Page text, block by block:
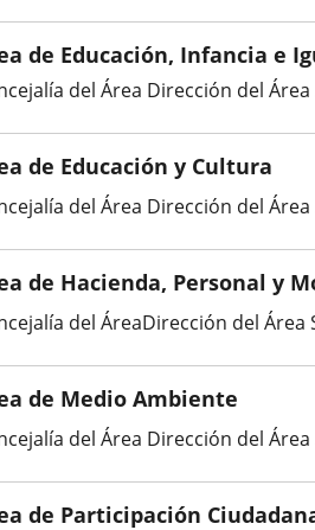
de Educación, Infancia e
del Área Dirección del
de Educación y Cultura
del Área Dirección del
de Hacienda, Personal y
del ÁreaDirección del
de Medio Ambiente
del Área Dirección del
de Participación